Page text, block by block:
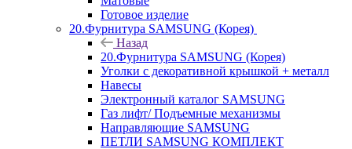
Готовое изделие
20.Фурнитура SAMSUNG (Корея)
Назад
20.Фурнитура SAMSUNG (Корея)
Уголки с декоративной крышкой + металл
Навесы
Электронный каталог SAMSUNG
Газ лифт/ Подъемные механизмы
Направляющие SAMSUNG
ПЕТЛИ SAMSUNG КОМПЛЕКТ